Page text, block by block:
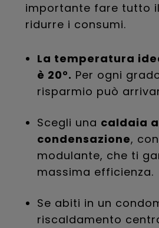
importante fare tutto
ridurre i consumi.
La temperatura
è 20°. Per ogni
risparmio può
Scegli una caldaia a
condensazione,
modulante, che ti
massima efficienza.
Se abiti in un
riscaldamento